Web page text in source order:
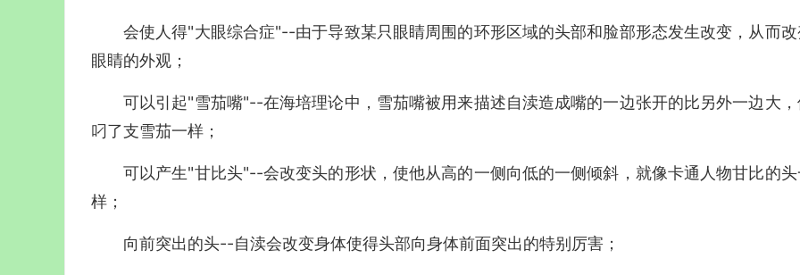
会使人得"大眼综合症"--由于导致某只眼睛周围的环形区域的头部和脸部形态发生改变，从而
眼睛的外观；
可以引起"雪茄嘴"--在海培理论中，雪茄嘴被用来描述自渎造成嘴的一边张开的比另外一边大
叼了支雪茄一样；
可以产生"甘比头"--会改变头的形状，使他从高的一侧向低的一侧倾斜，就像卡通人物甘比的
样；
向前突出的头--自渎会改变身体使得头部向身体前面突出的特别厉害；